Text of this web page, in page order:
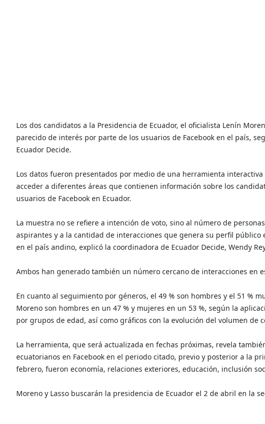
Los dos candidatos a la Presidencia de Ecuador, el oficialista Lenín
parecido de interés por parte de los usuarios de Facebook en el país,
Ecuador Decide.
Los datos fueron presentados por medio de una herramienta
acceder a diferentes áreas que contienen información sobre los
usuarios de Facebook en Ecuador.
La muestra no se refiere a intención de voto, sino al número de
aspirantes y a la cantidad de interacciones que genera su perfil público
en el país andino, explicó la coordinadora de Ecuador Decide, Wendy
Ambos han generado también un número cercano de interacciones en
En cuanto al seguimiento por géneros, el 49 % son hombres y el 51 %
Moreno son hombres en un 47 % y mujeres en un 53 %, según la
por grupos de edad, así como gráficos con la evolución del volumen de
La herramienta, que será actualizada en fechas próximas, revela
ecuatorianos en Facebook en el periodo citado, previo y posterior a la
febrero, fueron economía, relaciones exteriores, educación, inclusión
Moreno y Lasso buscarán la presidencia de Ecuador el 2 de abril en la